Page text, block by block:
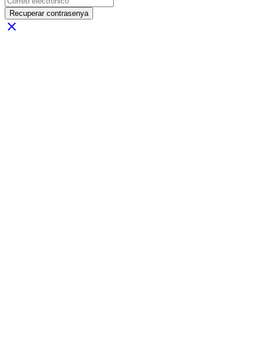
Recuperar contrasenya
close